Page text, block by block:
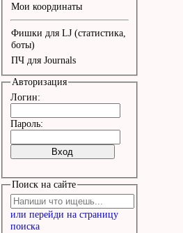
Мои координаты
Фишки для LJ (статистика,
боты)
ПЧ для Journals
Авторизация
Логин:
Пароль:
Поиск на сайте
или перейди на страницу
поиска